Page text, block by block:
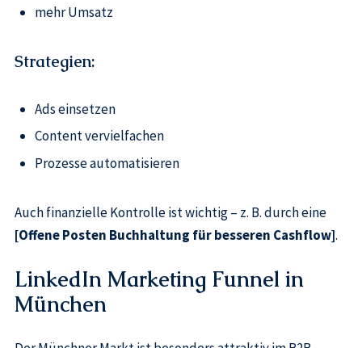
mehr Umsatz
Strategien:
Ads einsetzen
Content vervielfachen
Prozesse automatisieren
Auch finanzielle Kontrolle ist wichtig – z. B. durch eine
[Offene Posten Buchhaltung für besseren Cashflow].
LinkedIn Marketing Funnel in
München